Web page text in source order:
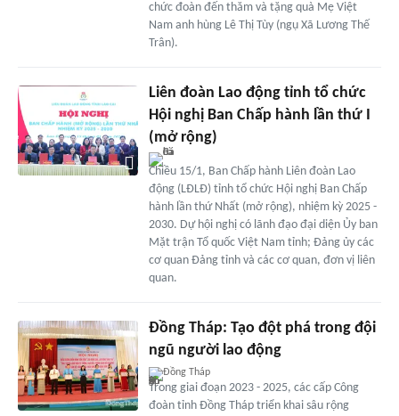
chức đoàn đến thăm và tặng quà Mẹ Việt
Nam anh hùng Lê Thị Tùy (ngụ Xã Lương Thế
Trân).
Liên đoàn Lao động tỉnh tổ chức
Hội nghị Ban Chấp hành lần thứ I
(mở rộng)
Chiều 15/1, Ban Chấp hành Liên đoàn Lao
động (LĐLĐ) tỉnh tổ chức Hội nghị Ban Chấp
hành lần thứ Nhất (mở rộng), nhiệm kỳ 2025 -
2030. Dự hội nghị có lãnh đạo đại diện Ủy ban
Mặt trận Tổ quốc Việt Nam tỉnh; Đảng ủy các
cơ quan Đảng tỉnh và các cơ quan, đơn vị liên
quan.
Đồng Tháp: Tạo đột phá trong đội
ngũ người lao động
Đồng Tháp
Trong giai đoạn 2023 - 2025, các cấp Công
đoàn tỉnh Đồng Tháp triển khai sâu rộng